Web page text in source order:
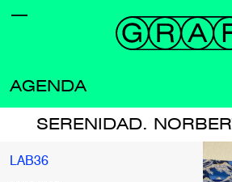
AGENDA
SERENIDAD.
LAB36